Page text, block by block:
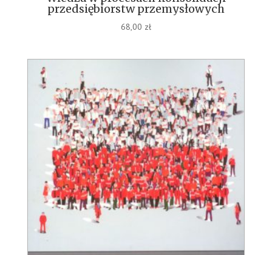
przedsiębiorstw przemysłowych
68,00 zł